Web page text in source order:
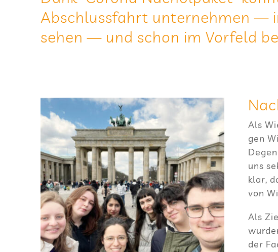
Abschluss­fahrt unter­neh­men —
sehen — und schon im Vor­feld
Als
gen
uns
klar,
von
Als
der